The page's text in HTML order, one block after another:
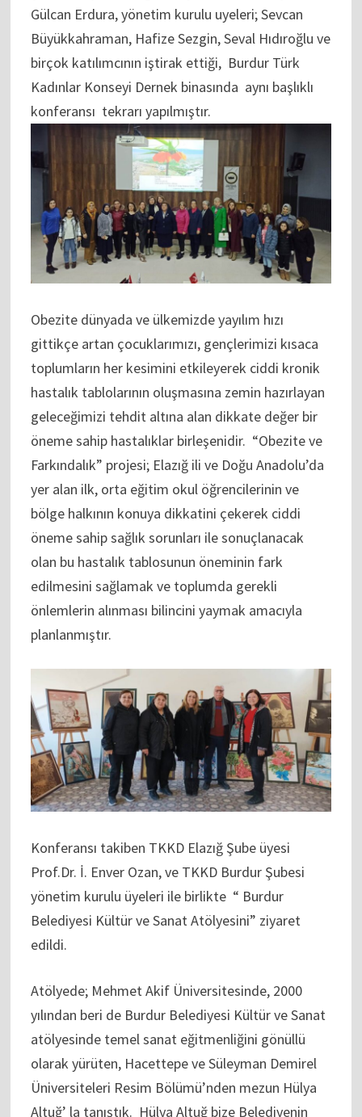
Gülcan Erdura, yönetim kurulu uyeleri; Sevcan
Büyükkahraman, Hafize Sezgin, Seval Hıdıroğlu ve
birçok katılımcının iştirak ettiği, Burdur Türk
Kadınlar Konseyi Dernek binasında aynı başlıklı
konferansı tekrarı yapılmıştır.
Obezite dünyada ve ülkemizde yayılım hızı
gittikçe artan çocuklarımızı, gençlerimizi kısaca
toplumların her kesimini etkileyerek ciddi kronik
hastalık tablolarının oluşmasına zemin hazırlayan
geleceğimizi tehdit altına alan dikkate değer bir
öneme sahip hastalıklar birleşenidir. “Obezite ve
Farkındalık” projesi; Elazığ ili ve Doğu Anadolu’da
yer alan ilk, orta eğitim okul öğrencilerinin ve
bölge halkının konuya dikkatini çekerek ciddi
öneme sahip sağlık sorunları ile sonuçlanacak
olan bu hastalık tablosunun öneminin fark
edilmesini sağlamak ve toplumda gerekli
önlemlerin alınması bilincini yaymak amacıyla
planlanmıştır.
Konferansı takiben TKKD Elazığ Şube üyesi
Prof.Dr. İ. Enver Ozan, ve TKKD Burdur Şubesi
yönetim kurulu üyeleri ile birlikte “ Burdur
Belediyesi Kültür ve Sanat Atölyesini” ziyaret
edildi.
Atölyede; Mehmet Akif Üniversitesinde, 2000
yılından beri de Burdur Belediyesi Kültür ve Sanat
atölyesinde temel sanat eğitmenliğini gönüllü
olarak yürüten, Hacettepe ve Süleyman Demirel
Üniversiteleri Resim Bölümü’nden mezun Hülya
Altuğ’ la tanıştık. Hülya Altuğ bize Belediyenin